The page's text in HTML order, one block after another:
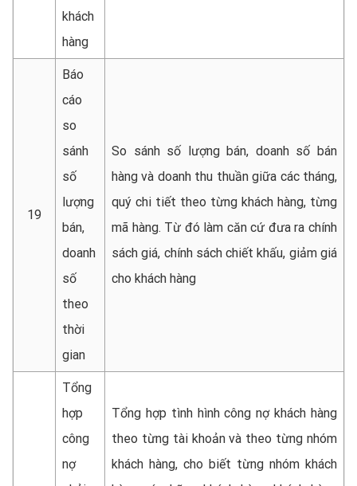
khách
hàng
19
Báo
cáo
so
sánh
số
lượng
bán,
doanh
số
theo
thời
gian
So sánh số lượng bán, doanh số bán
hàng và doanh thu thuần giữa các tháng,
quý chi tiết theo từng khách hàng, từng
mã hàng. Từ đó làm căn cứ đưa ra chính
sách giá, chính sách chiết khấu, giảm giá
cho khách hàng
Tổng
hợp
công
nợ
Tổng hợp tình hình công nợ khách hàng
theo từng tài khoản và theo từng nhóm
khách hàng, cho biết từng nhóm khách